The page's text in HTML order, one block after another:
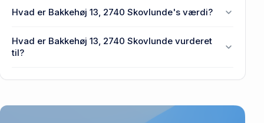
Bakkehøj 13, 2740 Skovlunde.
Hvad er Bakkehøj 13, 2740 Skovlunde's værdi?
Skovlunde senest blev handlet i 2017.
Hvad er Bakkehøj 13, 2740 Skovlunde vurderet
til?